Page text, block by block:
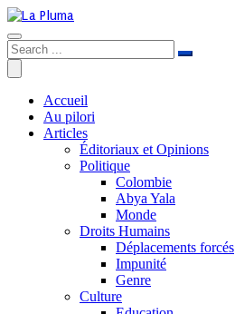
Accueil
Au pilori
Articles
Éditoriaux et Opinions
Politique
Colombie
Abya Yala
Monde
Droits Humains
Déplacements forcés
Impunité
Genre
Culture